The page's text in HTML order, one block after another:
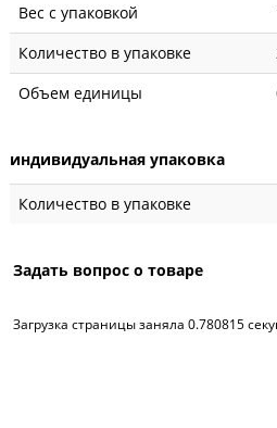
Вес с упаковкой
Количество в упаковке
Объем единицы
индивидуальная упаковка
Количество в упаковке
Задать вопрос о товаре
Загрузка страницы заняла 0.780815